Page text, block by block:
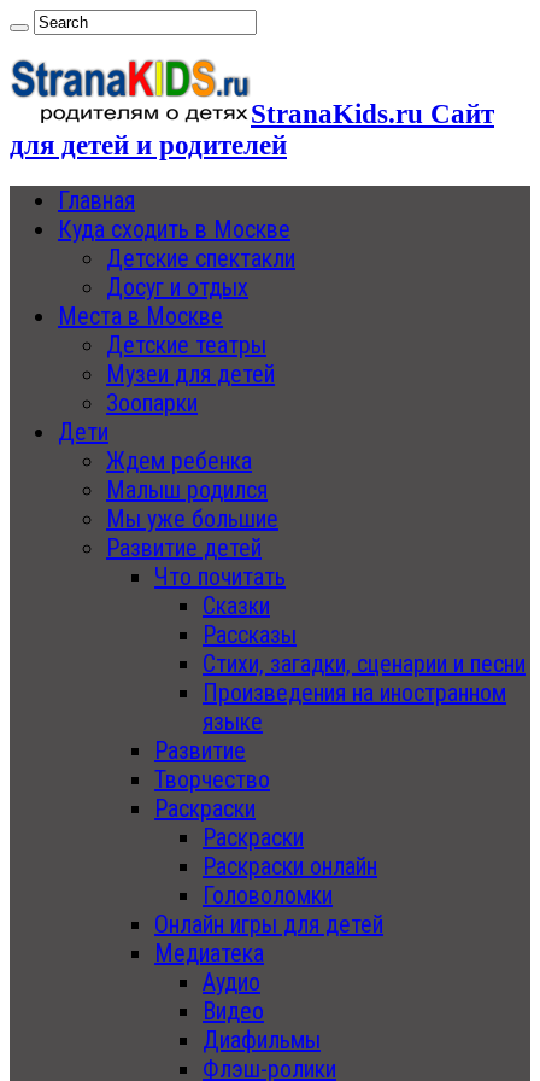
StranaKids.ru Сайт
для детей и родителей
Главная
Куда сходить в Москве
Детские спектакли
Досуг и отдых
Места в Москве
Детские театры
Музеи для детей
Зоопарки
Дети
Ждем ребенка
Малыш родился
Мы уже большие
Развитие детей
Что почитать
Сказки
Рассказы
Стихи, загадки, сценарии и песни
Произведения на иностранном
языке
Развитие
Творчество
Раскраски
Раскраски
Раскраски онлайн
Головоломки
Онлайн игры для детей
Медиатека
Аудио
Видео
Диафильмы
Флэш-ролики